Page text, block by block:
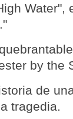
Water",
by the
de
tragedia.